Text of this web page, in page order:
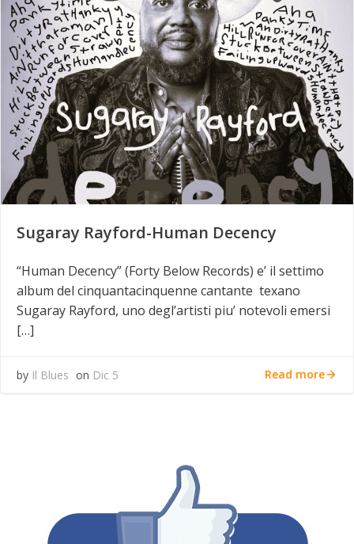
Sugaray Rayford-Human Decency
“Human Decency” (Forty Below Records) e’ il settimo
album del cinquantacinquenne cantante texano
Sugaray Rayford, uno degl’artisti piu’ notevoli emersi
[…]
by Il Blues on Dic 5 Read more